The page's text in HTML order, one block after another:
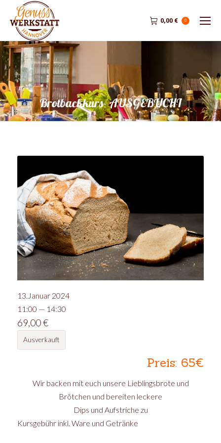
0,00 € 0
Brotbackkurs- AUSGEBUCHT
Preis: 65€
Wir backen mit euch unsere Lieblingsbrote und
Brötchen und bereiten leckere
Dips und Aufstriche zu
Kursgebühr inkl. Ware und Getränke
13.Januar 2024
11:00 — 14:30
69,00€
Ausverkauft